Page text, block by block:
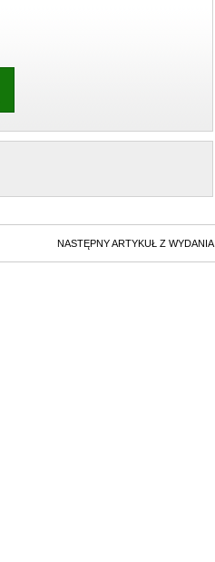
NASTĘPNY ARTYKUŁ Z WYDANIA